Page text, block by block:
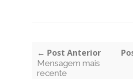
← Post Anterior
Mensagem mais
recente